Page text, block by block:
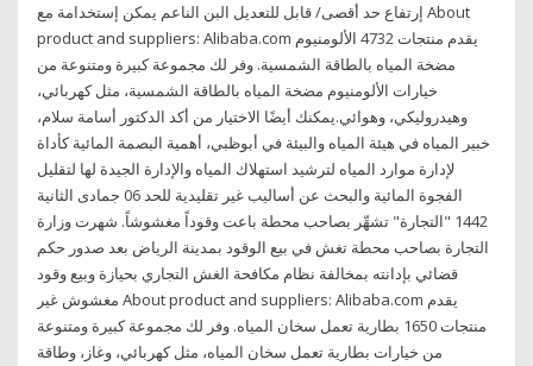
إرتفاع حد أقصى/ قابل للتعديل البن الناعم يمكن إستخدامة مع About
product and suppliers: Alibaba.com يقدم منتجات 4732 الألومنيوم
مضخة المياه بالطاقة الشمسية. وفر لك مجموعة كبيرة ومتنوعة من
خيارات الألومنيوم مضخة المياه بالطاقة الشمسية، مثل كهربائي،
وهيدروليكي، وهوائي.يمكنك أيضًا الاختيار من أكد الدكتور أسامة سلام،
خبير المياه في هيئة المياه والبيئة في أبوظبي، أهمية البصمة المائية كأداة
لإدارة موارد المياه لترشيد استهلاك المياه والإدارة الجيدة لها لتقليل
الفجوة المائية والبحث عن أساليب غير تقليدية للحد 06 جمادى الثانية
1442 "التجارة" تشهِّر بصاحب محطة باعت وقوداً مغشوشاً. شهرت وزارة
التجارة بصاحب محطة تغش في بيع الوقود بمدينة الرياض بعد صدور حكم
قضائي بإدانته بمخالفة نظام مكافحة الغش التجاري بحيازة وبيع وقود
مغشوش غير About product and suppliers: Alibaba.com يقدم
منتجات 1650 بطارية تعمل سخان المياه. وفر لك مجموعة كبيرة ومتنوعة
من خيارات بطارية تعمل سخان المياه، مثل كهربائي، وغاز، وطاقة